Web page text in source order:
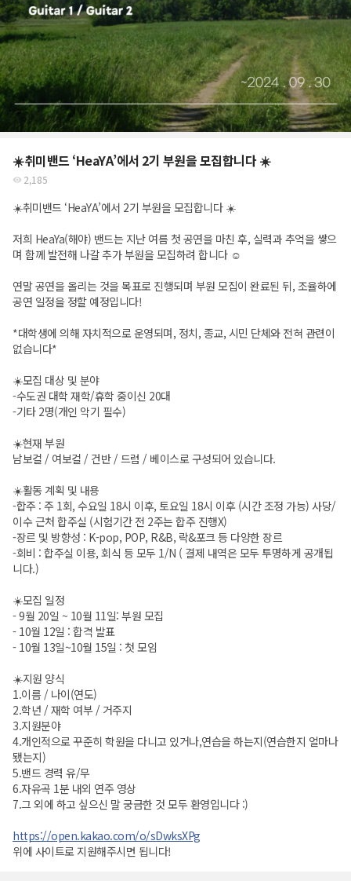
☀️취미밴드 ‘HeaYA’에서 2기 부원을 모집합니다 ☀️
2,185
☀️취미밴드 ‘HeaYA’에서 2기 부원을 모집합니다 ☀️
저희 HeaYa(해야) 밴드는 지난 여름 첫 공연을 마친 후, 실력과 추억을 쌓으
며 함께 발전해 나갈 추가 부원을 모집하려 합니다 ☺️
연말 공연을 올리는 것을 목표로 진행되며 부원 모집이 완료된 뒤, 조율하에
공연 일정을 정할 예정입니다!
*대학생에 의해 자치적으로 운영되며, 정치, 종교, 시민 단체와 전혀 관련이
없습니다*
☀️모집 대상 및 분야
-수도권 대학 재학/휴학 중이신 20대
-기타 2명(개인 악기 필수)
☀️현재 부원
남보컬 / 여보컬 / 건반 / 드럼 / 베이스로 구성되어 있습니다.
☀️활동 계획 및 내용
-합주 : 주 1회, 수요일 18시 이후, 토요일 18시 이후 (시간 조정 가능) 사당/
이수 근처 합주실 (시험기간 전 2주는 합주 진행X)
-장르 및 방향성 : K-pop, POP, R&B, 락&포크 등 다양한 장르
-회비 : 합주실 이용, 회식 등 모두 1/N ( 결제 내역은 모두 투명하게 공개됩
니다.)
☀️모집 일정
- 9월 20일 ~ 10월 11일: 부원 모집
- 10월 12일 : 합격 발표
- 10월 13일~10월 15일 : 첫 모임
☀️지원 양식
1.이름 / 나이(연도)
2.학년 / 재학 여부 / 거주지
3.지원분야
4.개인적으로 꾸준히 학원을 다니고 있거나,연습을 하는지(연습한지 얼마나
됐는지)
5.밴드 경력 유/무
6.자유곡 1분 내외 연주 영상
7.그 외에 하고 싶으신 말 궁금한 것 모두 환영입니다 :)
https://open.kakao.com/o/sDwksXPg
위에 사이트로 지원해주시면 됩니다!